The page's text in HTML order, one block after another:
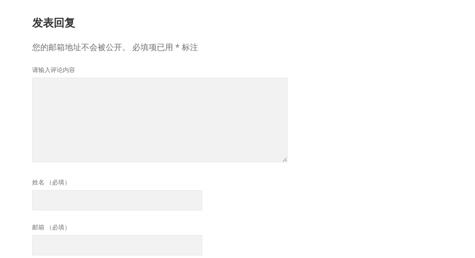
发表回复
您的邮箱地址不会被公开。 必填项已用 * 标注
请输入评论内容
姓名 （必填）
邮箱 （必填）